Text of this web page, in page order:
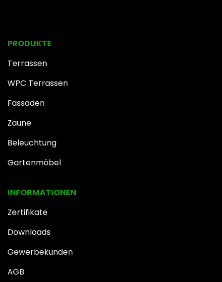
INFOR​MATIONEN
Zertifikate
Downloads
Gewerbekunden
AGB
PRODUKTE
Terrassen
WPC Terrassen
Fassaden
Zäune
Beleuchtung
Gartenmöbel